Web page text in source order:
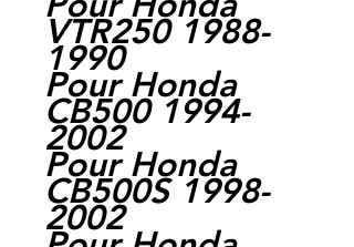
VTR250 1988-
1990
Pour Honda
CB500 1994-
2002
Pour Honda
CB500S 1998-
2002